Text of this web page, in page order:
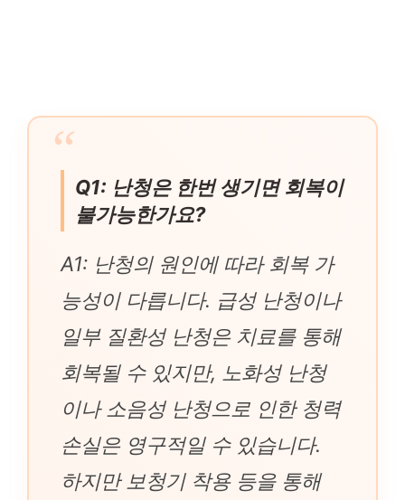
Q1: 난청은 한번 생기면 회복이
불가능한가요?
A1: 난청의 원인에 따라 회복 가
능성이 다릅니다. 급성 난청이나
일부 질환성 난청은 치료를 통해
회복될 수 있지만, 노화성 난청
이나 소음성 난청으로 인한 청력
손실은 영구적일 수 있습니다.
하지만 보청기 착용 등을 통해